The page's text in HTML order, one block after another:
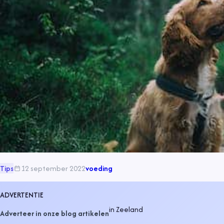
Tips 12 september 2022voeding
ADVERTENTIE
Adverteer in onze blog artikeleninZeeland